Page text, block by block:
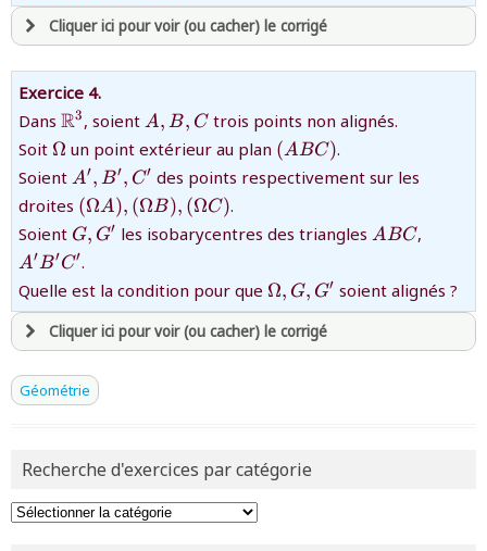
Cliquer ici pour voir (ou cacher) le corrigé
avoir une souscription active sur mathprepa
et être
connecté au site
revenir àla page d'accueil
ou tester la page d'extraits libres
ou consulter
le plan du site
Exercice 4.
Dans \mathbb{R}^3
R3 , soient {A,B,C}
A, B, C trois points non alignés.
Soit {\Omega}
Ω un point extérieur au plan {(ABC)}
(ABC).
Soient {A',B',C'}
A′, B′, C′ des points respectivement sur les
droites {(\Omega
A),
(\Omega
B),
(\Omega
C)}
(ΩA), (ΩB), (ΩC).
Soient {G,G'}
G, G′ les isobarycentres des triangles {ABC}
ABC,
A′B′C′.
Quelle est la condition pour que {\Omega
,G,G'}
Ω, G, G′ soient alignés ?
Cliquer ici pour voir (ou cacher) le corrigé
avoirune souscription active sur mathprepa
revenir àla page d'accueil
ou testerla page d'extraits libres
ou consulterle plan du site
Géométrie
Recherche d'exercices par catégorie